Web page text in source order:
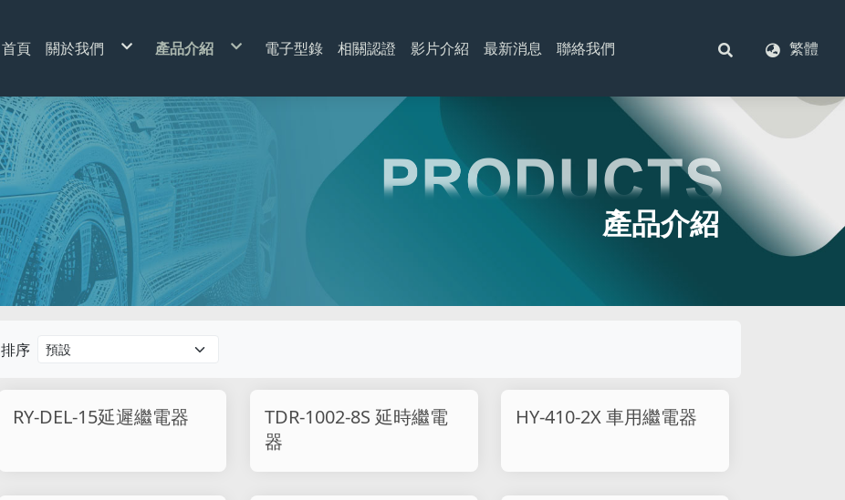
繁體
首頁 關於我們 產品介紹
迷你型汽車繼電器
1 Form C
一般繼電器
延時繼電器
高負載閃光器
電子式閃光器
自動左右切換閃爍閃光器
B型
電流保護裝置
電流斷路器-自動復位型
電流斷路器-手動復位型
繼電器插座
繼電器接線套件
（用於 LED 燈）電阻
電子型錄 相關認證 影片介紹 最新消息 聯絡我們
產品介紹
排序
RY-DEL-15延遲繼電器
TDR-1002-8S 延時繼電
器
HY-410-2X 車用繼電器